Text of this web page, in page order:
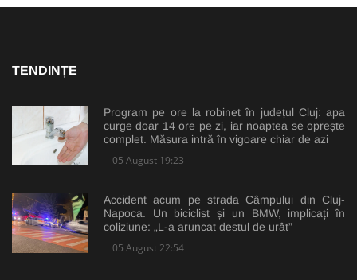
TENDINȚE
Program pe ore la robinet în județul Cluj: apa
curge doar 14 ore pe zi, iar noaptea se oprește
complet. Măsura intră în vigoare chiar de azi
05 August 19:23
Accident acum pe strada Câmpului din Cluj-
Napoca. Un biciclist și un BMW, implicați în
coliziune: „L-a aruncat destul de urât”
05 August 22:54